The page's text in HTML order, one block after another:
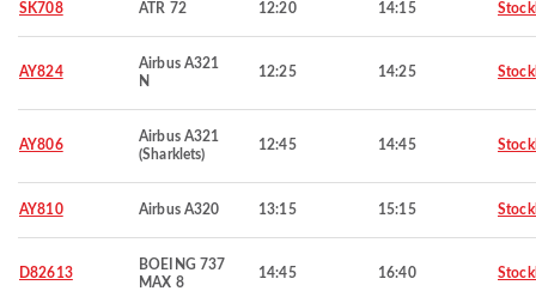
SK708 ATR 72 12:20 14:15
AY824
Airbus A321
N
12:25 14:25
AY806
Airbus A321
(Sharklets)
12:45 14:45
AY810 Airbus A320 13:15 15:15
D82613
BOEING 737
MAX 8
14:45 16:40